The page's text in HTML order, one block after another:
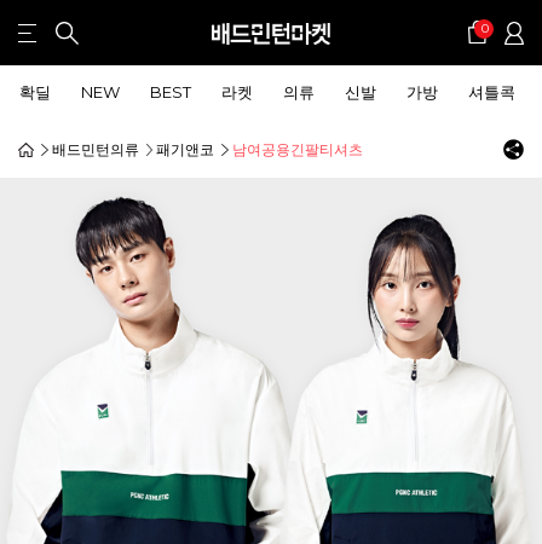
0
확딜 NEW BEST 라켓 의류 신발 가방 셔틀콕
배드민턴의류 패기앤코 남여공용긴팔티셔츠